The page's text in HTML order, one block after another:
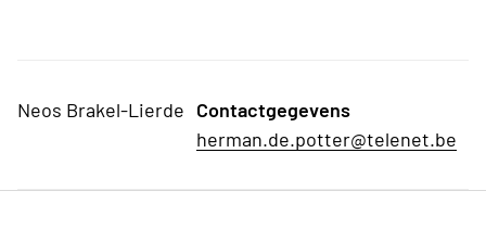
Neos Brakel-Lierde Contactgegevens
herman.de.potter@telenet.be